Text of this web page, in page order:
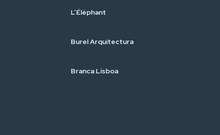
L’Éléphant
Burel Arquitectura
Branca Lisboa